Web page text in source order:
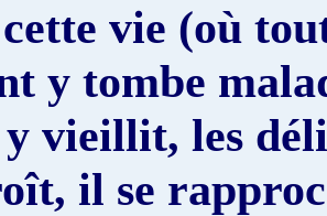
vie (où
y tombe
vieillit, les
il se